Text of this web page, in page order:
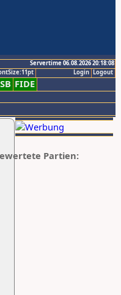
Servertime 06.08.2026 20:18:08
Logout
Login
FIDE
Partien: